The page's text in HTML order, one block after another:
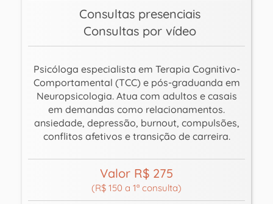
Consultas presenciais
Consultas por vídeo
Psicóloga especialista em Terapia Cognitivo-
Comportamental (TCC) e pós-graduanda em
Neuropsicologia. Atua com adultos e casais
em demandas como relacionamentos.
ansiedade, depressão, burnout, compulsões,
conflitos afetivos e transição de carreira.
Valor R$ 275
(R$ 150 a 1ª consulta)